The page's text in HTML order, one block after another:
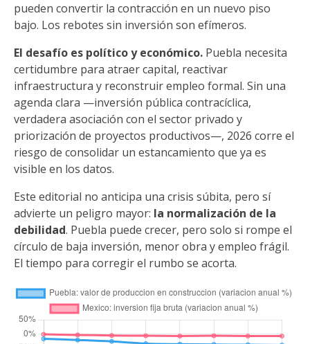
pueden convertir la contracción en un nuevo piso
bajo. Los rebotes sin inversión son efímeros.
El desafío es político y económico. Puebla necesita
certidumbre para atraer capital, reactivar
infraestructura y reconstruir empleo formal. Sin una
agenda clara —inversión pública contracíclica,
verdadera asociación con el sector privado y
priorización de proyectos productivos—, 2026 corre el
riesgo de consolidar un estancamiento que ya es
visible en los datos.
Este editorial no anticipa una crisis súbita, pero sí
advierte un peligro mayor: la normalización de la
debilidad. Puebla puede crecer, pero solo si rompe el
círculo de baja inversión, menor obra y empleo frágil.
El tiempo para corregir el rumbo se acorta.